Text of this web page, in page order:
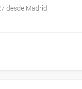
desde Madrid